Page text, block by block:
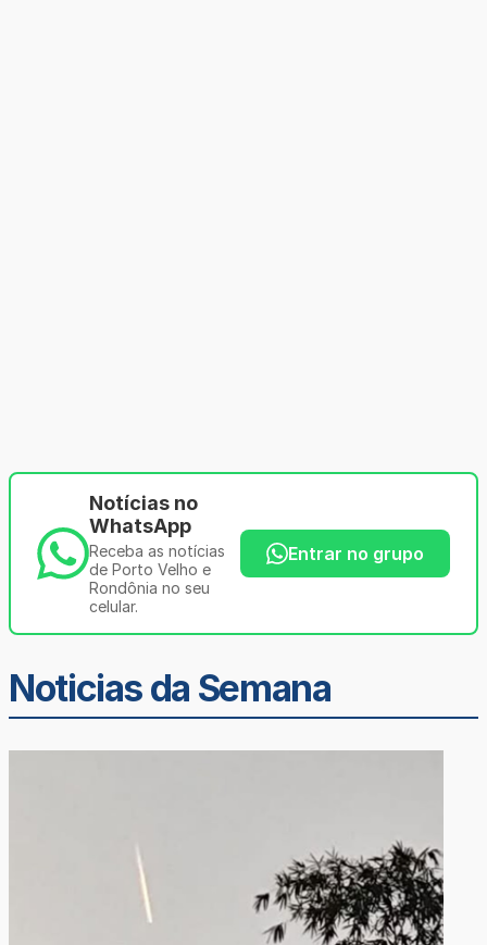
Notícias no
WhatsApp
Receba as notícias
de Porto Velho e
Rondônia no seu
celular.
Entrar no grupo
Noticias da Semana